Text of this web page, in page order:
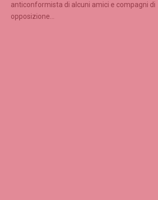
anticonformista di alcuni amici e compagni di
opposizione...